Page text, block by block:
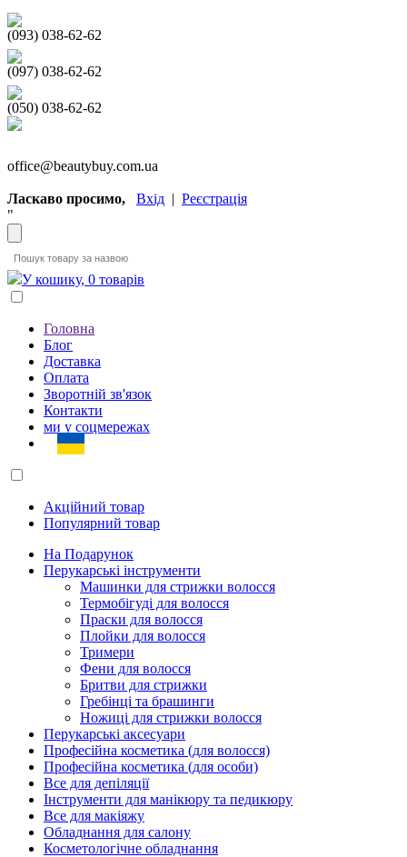
(093) 038-62-62
(097) 038-62-62
(050) 038-62-62
office@beautybuy.com.ua
Ласкаво просимо, Вхід | Реєстрація
"
У кошику, 0 товарів
Головна
Блог
Доставка
Оплата
Зворотній зв'язок
Контакти
ми у соцмережах
Акційний товар
Популярний товар
На Подарунок
Перукарські інструменти
Машинки для стрижки волосся
Термобігуді для волосся
Праски для волосся
Плойки для волосся
Тримери
Фени для волосся
Бритви для стрижки
Гребінці та брашинги
Ножиці для стрижки волосся
Перукарські аксесуари
Професійна косметика (для волосся)
Професійна косметика (для особи)
Все для депіляції
Інструменти для манікюру та педикюру
Все для макіяжу
Обладнання для салону
Косметологічне обладнання